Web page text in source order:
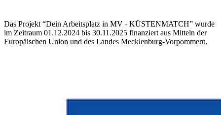
Das Projekt “Dein Arbeitsplatz in MV - KÜSTENMATCH” wurde
im Zeitraum 01.12.2024 bis 30.11.2025 finanziert aus Mitteln der
Europäischen Union und des Landes Mecklenburg-Vorpommern.